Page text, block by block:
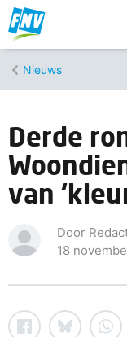
Nieuws
Derde
van
Door
18